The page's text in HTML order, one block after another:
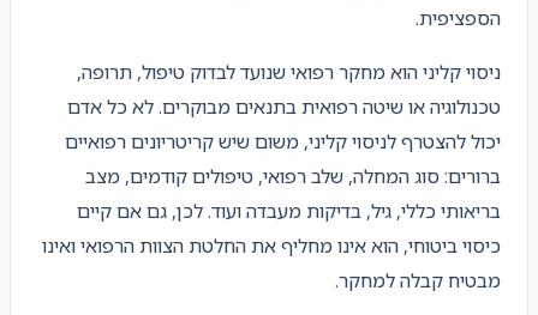
הספציפית.
ניסוי קליני הוא מחקר רפואי שנועד לבדוק טיפול, תרופה,
טכנולוגיה או שיטה רפואית בתנאים מבוקרים. לא כל אדם
יכול להצטרף לניסוי קליני, משום שיש קריטריונים רפואיים
ברורים: סוג המחלה, שלב רפואי, טיפולים קודמים, מצב
בריאותי כללי, גיל, בדיקות מעבדה ועוד. לכן, גם אם קיים
כיסוי ביטוחי, הוא אינו מחליף את החלטת הצוות הרפואי ואינו
מבטיח קבלה למחקר.